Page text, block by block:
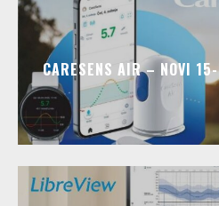
CARESENS AIR – NOVI 15-